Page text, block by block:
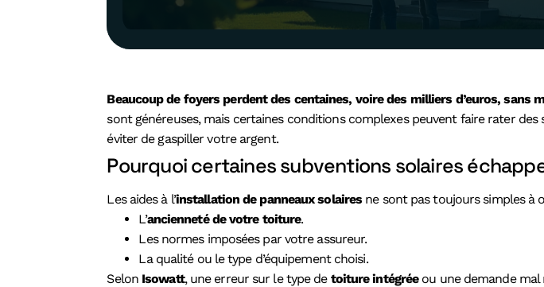
Beaucoup de foyers perdent des centaines, voire des milliers d’euros, sans
sont généreuses, mais certaines conditions complexes peuvent faire rater
éviter de gaspiller votre argent.
Pourquoi certaines subventions solaires
Les aides à l’installation de panneaux solaires ne sont pas toujours simples à
L’ancienneté de votre toiture.
Les normes imposées par votre assureur.
La qualité ou le type d’équipement choisi.
Selon Isowatt, une erreur sur le type de toiture intégréeou une demande mal